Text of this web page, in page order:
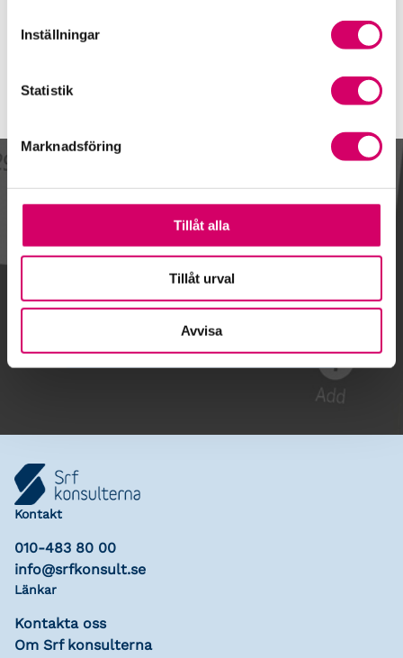
Inställningar
Statistik
Marknadsföring
Tillåt alla
Tillåt urval
Avvisa
Kalendarium
Gå till kalendariet
Lägg till i kalender
Kontakt
010-483 80 00
info@srfkonsult.se
Länkar
Kontakta oss
Om Srf konsulterna